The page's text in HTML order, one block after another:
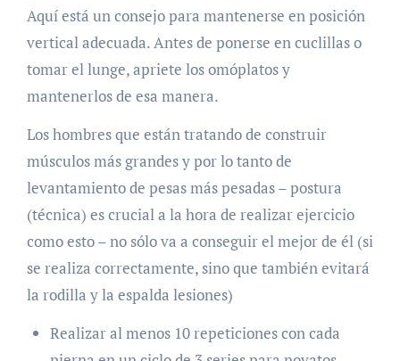
Aquí está un consejo para mantenerse en posición
vertical adecuada. Antes de ponerse en cuclillas o
tomar el lunge, apriete los omóplatos y
mantenerlos de esa manera.
Los hombres que están tratando de construir
músculos más grandes y por lo tanto de
levantamiento de pesas más pesadas – postura
(técnica) es crucial a la hora de realizar ejercicio
como esto – no sólo va a conseguir el mejor de él (si
se realiza correctamente, sino que también evitará
la rodilla y la espalda lesiones)
Realizar al menos 10 repeticiones con cada